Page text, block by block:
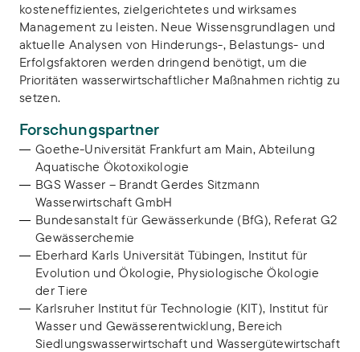
kosteneffizientes, zielgerichtetes und wirksames
Management zu leisten. Neue Wissensgrundlagen und
aktuelle Analysen von Hinderungs-, Belastungs- und
Erfolgsfaktoren werden dringend benötigt, um die
Prioritäten wasserwirtschaftlicher Maßnahmen richtig zu
setzen.
Forschungspartner
Goethe-Universität Frankfurt am Main, Abteilung
Aquatische Ökotoxikologie
BGS Wasser – Brandt Gerdes Sitzmann
Wasserwirtschaft GmbH
Bundesanstalt für Gewässerkunde (BfG), Referat G2
Gewässerchemie
Eberhard Karls Universität Tübingen, Institut für
Evolution und Ökologie, Physiologische Ökologie
der Tiere
Karlsruher Institut für Technologie (KIT), Institut für
Wasser und Gewässerentwicklung, Bereich
Siedlungswasserwirtschaft und Wassergütewirtschaft